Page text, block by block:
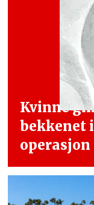
Kvinne
bekkenet i
operasjon